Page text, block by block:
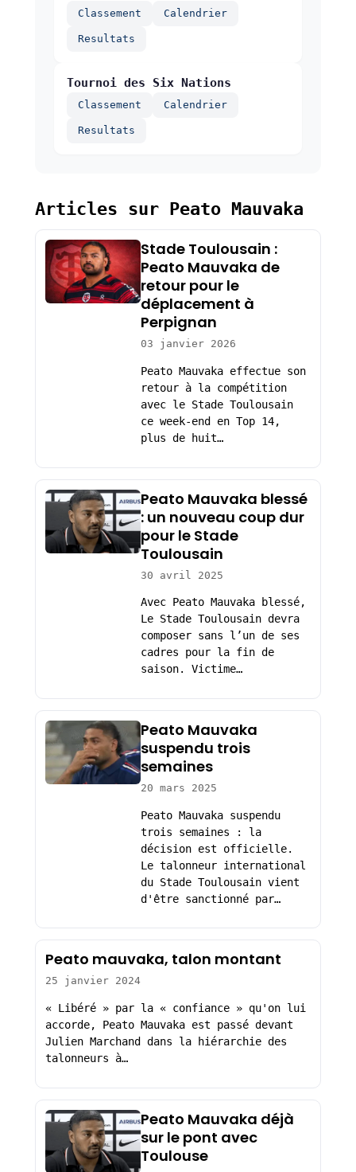
Classement Calendrier
Resultats
Tournoi des Six Nations
Classement Calendrier
Resultats
Articles sur Peato Mauvaka
Stade Toulousain :
Peato Mauvaka de
retour pour le
déplacement à
Perpignan
03 janvier 2026
Peato Mauvaka effectue son
retour à la compétition
avec le Stade Toulousain
ce week-end en Top 14,
plus de huit…
Peato Mauvaka blessé
: un nouveau coup dur
pour le Stade
Toulousain
30 avril 2025
Avec Peato Mauvaka blessé,
Le Stade Toulousain devra
composer sans l’un de ses
cadres pour la fin de
saison. Victime…
Peato Mauvaka
suspendu trois
semaines
20 mars 2025
Peato Mauvaka suspendu
trois semaines : la
décision est officielle.
Le talonneur international
du Stade Toulousain vient
d'être sanctionné par…
Peato mauvaka, talon montant
25 janvier 2024
« Libéré » par la « confiance » qu'on lui
accorde, Peato Mauvaka est passé devant
Julien Marchand dans la hiérarchie des
talonneurs à…
Peato Mauvaka déjà
sur le pont avec
Toulouse